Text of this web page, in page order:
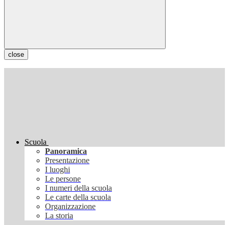
close
Scuola
Panoramica
Presentazione
I luoghi
Le persone
I numeri della scuola
Le carte della scuola
Organizzazione
La storia